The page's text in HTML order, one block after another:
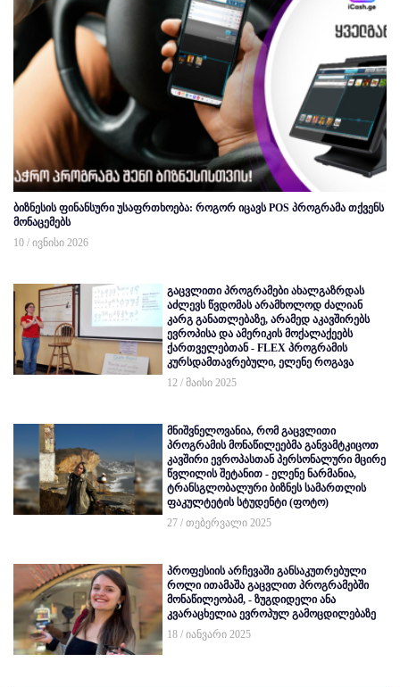
ბიზნესის ფინანსური უსაფრთხოება: როგორ იცავს POS პროგრამა თქვენს
მონაცემებს
10 / ივნისი 2026
გაცვლითი პროგრამები ახალგაზრდას
აძლევს წვდომას არამხოლოდ ძალიან
კარგ განათლებაზე, არამედ აკავშირებს
ევროპისა და ამერიკის მოქალაქეებს
ქართველებთან - FLEX პროგრამის
კურსდამთავრებული, ელენე როგავა
12 / მაისი 2025
მნიშვნელოვანია, რომ გაცვლითი
პროგრამის მონაწილეებმა განვამტკიცოთ
კავშირი ევროპასთან პერსონალური მცირე
წვლილის შეტანით - ელენე ნარმანია,
ტრანსგლობალური ბიზნეს სამართლის
ფაკულტეტის სტუდენტი (ფოტო)
27 / თებერვალი 2025
პროფესიის არჩევაში განსაკუთრებული
როლი ითამაშა გაცვლით პროგრამებში
მონაწილეობამ, - ზუგდიდელი ანა
კვარაცხელია ევროპულ გამოცდილებაზე
18 / იანვარი 2025